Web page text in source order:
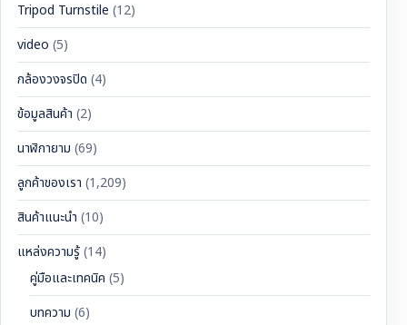
Tripod Turnstile (12)
video (5)
กล้องวงจรปิด (4)
ข้อมูลสินค้า (2)
นาฬิกายาม (69)
ลูกค้าของเรา (1,209)
สินค้าแนะนำ (10)
แหล่งความรู้(14)
คู่มือและเทคนิค (5)
บทความ (6)